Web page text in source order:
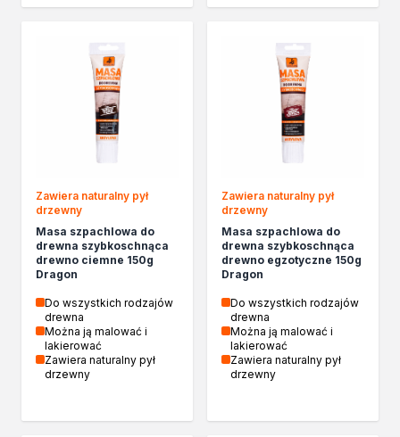
Zawiera naturalny pył
drzewny
Masa szpachlowa do
drewna szybkoschnąca
drewno ciemne 150g
Dragon
Do wszystkich rodzajów
drewna
Można ją malować i
lakierować
Zawiera naturalny pył
drzewny
Zawiera naturalny pył
drzewny
Masa szpachlowa do
drewna szybkoschnąca
drewno egzotyczne 150g
Dragon
Do wszystkich rodzajów
drewna
Można ją malować i
lakierować
Zawiera naturalny pył
drzewny